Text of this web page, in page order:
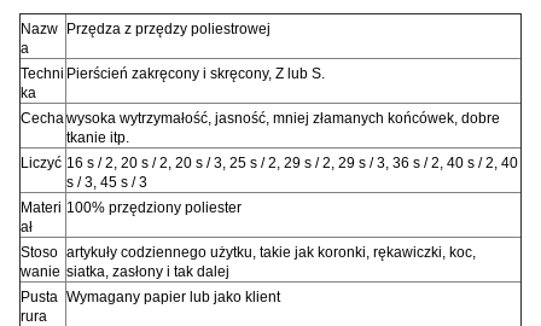
Nazw
a
Przędza z przędzy poliestrowej
Techni
ka
Pierścień zakręcony i skręcony, Z lub S.
Cecha wysoka wytrzymałość, jasność, mniej złamanych końcówek, dobre
tkanie itp.
Liczyć 16 s / 2, 20 s / 2, 20 s / 3, 25 s / 2, 29 s / 2, 29 s / 3, 36 s / 2, 40 s / 2, 40
s / 3, 45 s / 3
Materi
ał
100% przędziony poliester
Stoso
wanie
artykuły codziennego użytku, takie jak koronki, rękawiczki, koc,
siatka, zasłony i tak dalej
Pusta
rura
Wymagany papier lub jako klient